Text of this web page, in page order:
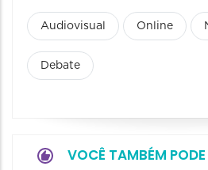
Audiovisual Online
Debate
VOCÊ TAMBÉM PODE